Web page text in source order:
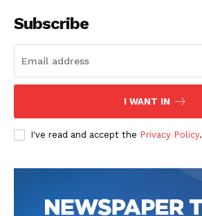
Subscribe
I WANT IN
I've read and accept the Privacy Policy.